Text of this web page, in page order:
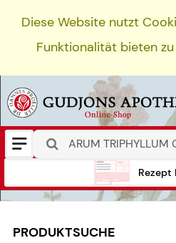
Diese Website nutzt
Funktionalität bieten zu
Rezept
PRODUKTSUCHE